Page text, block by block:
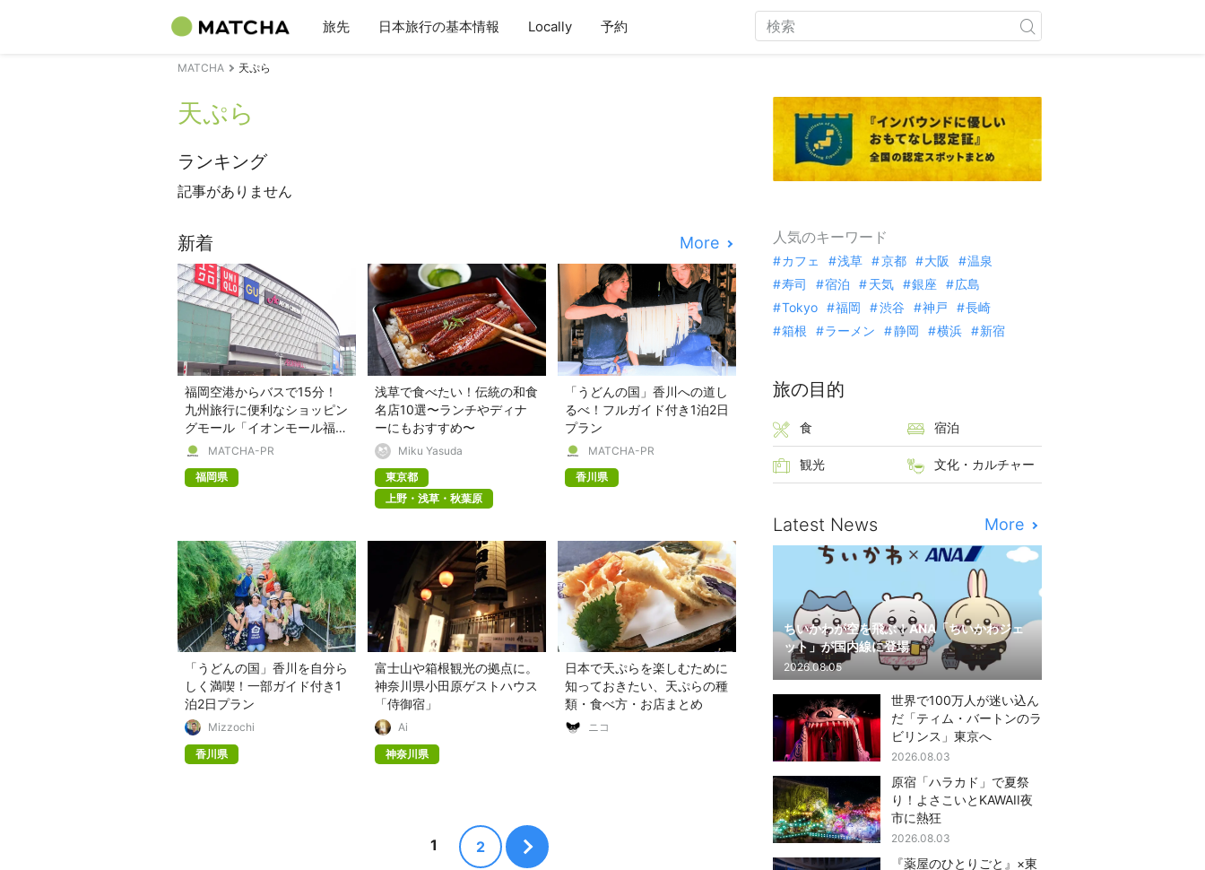
旅先 日本旅行の基本情報 Locally 予約
MATCHA 天ぷら
天ぷら
ランキング
記事がありません
新着 More
福岡空港からバスで15分！
九州旅行に便利なショッピン
グモール「イオンモール福
岡」を紹介！
MATCHA-PR
福岡県
浅草で食べたい！伝統の和食
名店10選〜ランチやディナ
ーにもおすすめ〜
Miku Yasuda
東京都
上野・浅草・秋葉原
「うどんの国」香川への道し
るべ！フルガイド付き1泊2日
プラン
MATCHA-PR
香川県
「うどんの国」香川を自分ら
しく満喫！一部ガイド付き1
泊2日プラン
Mizzochi
香川県
富士山や箱根観光の拠点に。
神奈川県小田原ゲストハウス
「侍御宿」
Ai
神奈川県
日本で天ぷらを楽しむために
知っておきたい、天ぷらの種
類・食べ方・お店まとめ
ニコ
1 2
人気のキーワード
カフェ 浅草 京都 大阪
温泉
寿司
宿泊 天気 銀座
広島
Tokyo
福岡 渋谷 神戸
長崎
箱根
ラーメン 静岡 横浜 新宿
旅の目的
食 宿泊
観光 文化・カルチャー
Latest News More
ちいかわが空を飛ぶ！ANA「ちいかわジェ
ット」が国内線に登場
2026.08.05
世界で100万人が迷い込ん
だ「ティム・バートンのラ
ビリンス」東京へ
2026.08.03
原宿「ハラカド」で夏祭
り！よさこいとKAWAII夜
市に熱狂
2026.08.03
『薬屋のひとりごと』×東